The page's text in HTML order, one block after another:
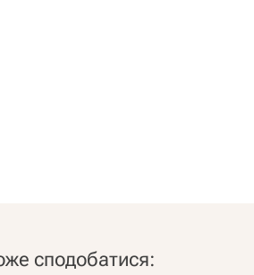
сподобатися: